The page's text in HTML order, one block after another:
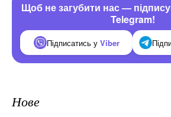
Щоб не загубити нас —
Telegram!
Підписатись у Viber
Нове